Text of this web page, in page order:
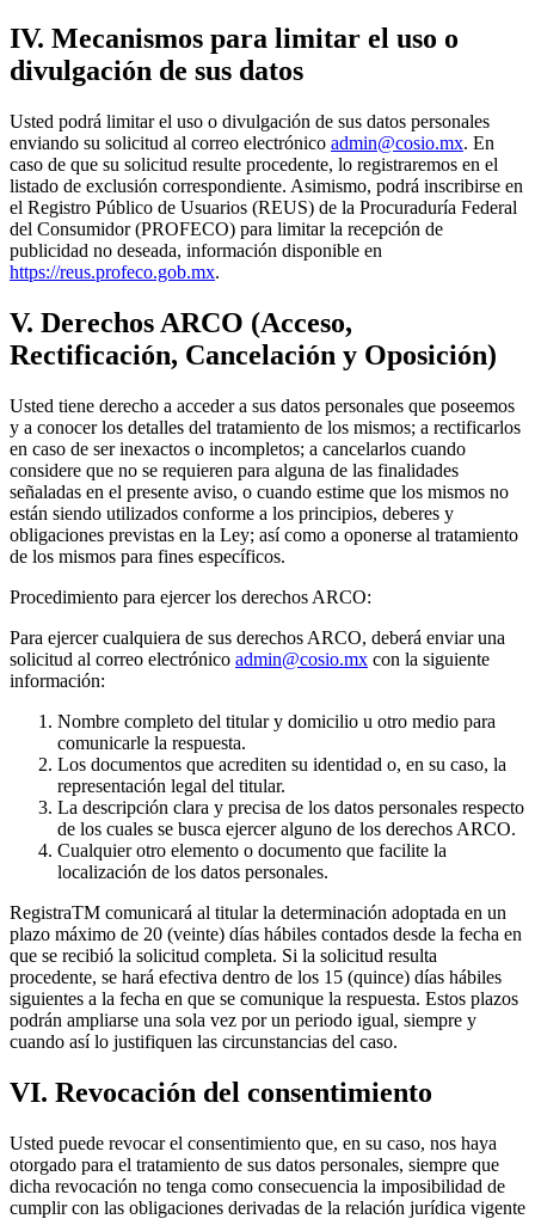
IV. Mecanismos para limitar el uso o
divulgación de sus datos
Usted podrá limitar el uso o divulgación de sus datos personales
enviando su solicitud al correo electrónico admin@cosio.mx. En
caso de que su solicitud resulte procedente, lo registraremos en el
listado de exclusión correspondiente. Asimismo, podrá inscribirse en
el Registro Público de Usuarios (REUS) de la Procuraduría Federal
del Consumidor (PROFECO) para limitar la recepción de
publicidad no deseada, información disponible en
https://reus.profeco.gob.mx.
V. Derechos ARCO (Acceso,
Rectificación, Cancelación y Oposición)
Usted tiene derecho a acceder a sus datos personales que poseemos
y a conocer los detalles del tratamiento de los mismos; a rectificarlos
en caso de ser inexactos o incompletos; a cancelarlos cuando
considere que no se requieren para alguna de las finalidades
señaladas en el presente aviso, o cuando estime que los mismos no
están siendo utilizados conforme a los principios, deberes y
obligaciones previstas en la Ley; así como a oponerse al tratamiento
de los mismos para fines específicos.
Procedimiento para ejercer los derechos ARCO:
Para ejercer cualquiera de sus derechos ARCO, deberá enviar una
solicitud al correo electrónico admin@cosio.mx con la siguiente
información:
Nombre completo del titular y domicilio u otro medio para
comunicarle la respuesta.
Los documentos que acrediten su identidad o, en su caso, la
representación legal del titular.
La descripción clara y precisa de los datos personales respecto
de los cuales se busca ejercer alguno de los derechos ARCO.
Cualquier otro elemento o documento que facilite la
localización de los datos personales.
RegistraTM comunicará al titular la determinación adoptada en un
plazo máximo de 20 (veinte) días hábiles contados desde la fecha en
que se recibió la solicitud completa. Si la solicitud resulta
procedente, se hará efectiva dentro de los 15 (quince) días hábiles
siguientes a la fecha en que se comunique la respuesta. Estos plazos
podrán ampliarse una sola vez por un periodo igual, siempre y
cuando así lo justifiquen las circunstancias del caso.
VI. Revocación del consentimiento
Usted puede revocar el consentimiento que, en su caso, nos haya
otorgado para el tratamiento de sus datos personales, siempre que
dicha revocación no tenga como consecuencia la imposibilidad de
cumplir con las obligaciones derivadas de la relación jurídica vigente